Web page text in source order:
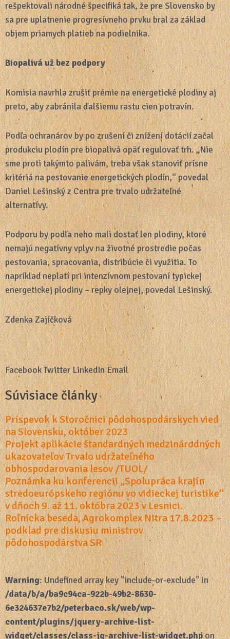
rešpektovali národné špecifiká tak, že pre Slovensko by
sa pre uplatnenie progresívneho prvku bral za základ
objem priamych platieb na podielnika.
Biopalivá už bez podpory
Komisia navrhla zrušiť prémie na energetické plodiny aj
preto, aby zabránila ďalšiemu rastu cien potravín.
Podľa ochranárov by po zrušení či znížení dotácií začal
produkciu plodín pre biopalivá opäť regulovať trh. „Nie
sme proti takýmto palivám, treba však stanoviť prísne
kritériá na pestovanie energetických plodín,“ povedal
Daniel Lešinský z Centra pre trvalo udržateľné
alternatívy.
Podporu by podľa neho mali dostať len plodiny, ktoré
nemajú negatívny vplyv na životné prostredie počas
pestovania, spracovania, distribúcie či využitia. To
napríklad neplatí pri intenzívnom pestovaní typickej
energetickej plodiny – repky olejnej, povedal Lešinský.
Zdenka Zajíčková
FacebookTwitter LinkedIn Email
Súvisiace články
Príspevok k Storočnici pôdohospodárskych vied
na Slovensku, október 2023
Projekt aplikácie štandardných medzinárodných
ukazovateľov Trvalo udržateľného
obhospodarovania lesov /TUOL/
Poznámka ku konferencii „Spolupráca krajín
stredoeurópskeho regiónu vo vidieckej turistike“
v dňoch 9. až 11. októbra 2023 v Lesnici.
Roľnícka beseda, Agrokomplex Nitra 17.8.2023 –
podklad pre diskusiu ministrov
pôdohospodárstva SR
Warning: Undefined array key "include-or-exclude" in
/data/b/a/ba9c94ca-922b-49b2-8630-
6e324637e7b2/peterbaco.sk/web/wp-
content/plugins/jquery-archive-list-
widget/classes/class-jq-archive-list-widget.phpon